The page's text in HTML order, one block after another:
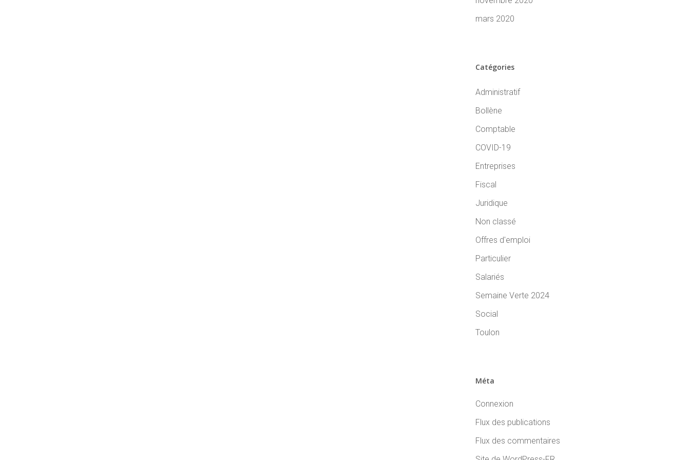
mars 2020
Catégories
Administratif
Bollène
Comptable
COVID-19
Entreprises
Fiscal
Juridique
Non classé
Offres d'emploi
Particulier
Salariés
Semaine Verte 2024
Social
Toulon
Méta
Connexion
Flux des publications
Flux des commentaires